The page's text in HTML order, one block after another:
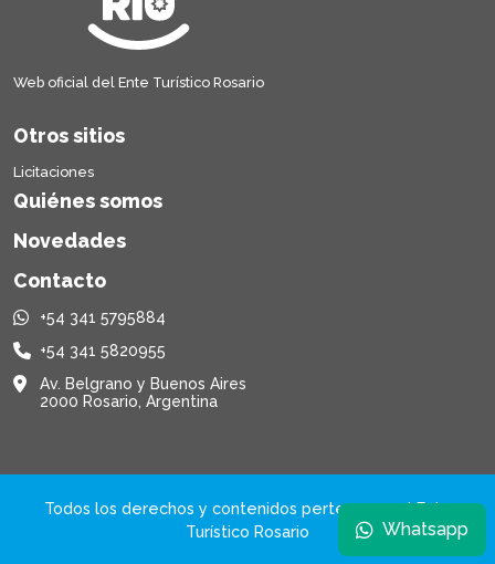
Whatsapp
Web oficial del Ente Turístico Rosario
Otros sitios
Licitaciones
Quiénes somos
Novedades
Contacto
+54 341 5795884
+54 341 5820955
Av. Belgrano y Buenos Aires
2000 Rosario, Argentina
Todos los derechos y contenidos pertenecen al Ente
Turístico Rosario